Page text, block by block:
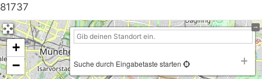
81737
+
−
Suche durch Eingabetaste starten